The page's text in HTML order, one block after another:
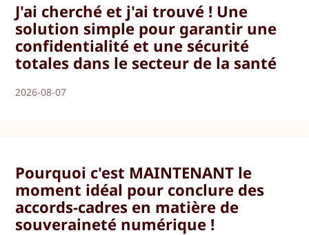
J'ai cherché et j'ai trouvé ! Une
solution simple pour garantir une
confidentialité et une sécurité
totales dans le secteur de la santé
2026-08-07
Pourquoi c'est MAINTENANT le
moment idéal pour conclure des
accords-cadres en matière de
souveraineté numérique !